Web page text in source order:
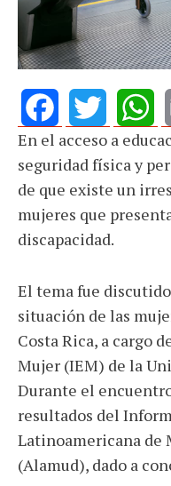
FacebookTwitter
En el acceso a
seguridad física y
de que existe un
mujeres que
discapacidad.
El tema fue
situación de las
Costa Rica, a cargo
Mujer (IEM) de la
Durante el
resultados del
Latinoamericana de
(Alamud), dado a